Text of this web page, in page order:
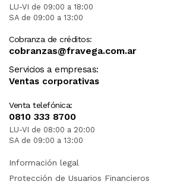
LU-VI de 09:00 a 18:00
SA de 09:00 a 13:00
Cobranza de créditos:
cobranzas@fravega.com.ar
Servicios a empresas:
Ventas corporativas
Venta telefónica:
0810 333 8700
LU-VI de 08:00 a 20:00
SA de 09:00 a 13:00
Información legal
Protección de Usuarios Financieros